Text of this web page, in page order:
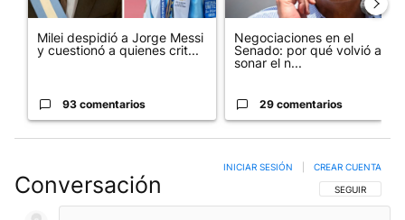
Milei despidió a Jorge Messi
y cuestionó a quienes crit...
93 comentarios
Negociaciones en el
Senado: por qué volvió a
sonar el n...
29 comentarios
Conversación SIGA ESTA
SEGUIR
INICIAR SESIÓN CREAR CUENTA